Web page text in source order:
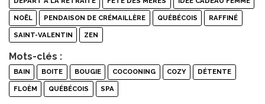
NOËL PENDAISON DE CRÉMAILLÈRE QUÉBÉCOIS RAFFINÉ
SAINT-VALENTIN ZEN
Mots-clés :
BAIN BOITE BOUGIE COCOONING COZY DÉTENTE
FLOÈM QUÉBÉCOIS SPA